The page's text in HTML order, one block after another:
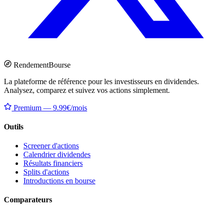
RendementBourse
La plateforme de référence pour les investisseurs en dividendes.
Analysez, comparez et suivez vos actions simplement.
Premium — 9.99€/mois
Outils
Screener d'actions
Calendrier dividendes
Résultats financiers
Splits d'actions
Introductions en bourse
Comparateurs